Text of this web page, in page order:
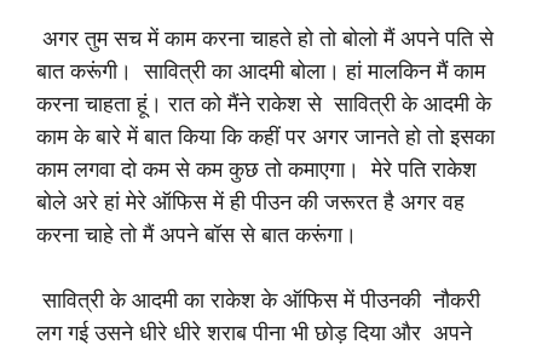
अगर तुम सच में काम करना चाहते हो तो बोलो मैं अपने पति से
बात करूंगी। सावित्री का आदमी बोला। हां मालकिन मैं काम
करना चाहता हूं। रात को मैंने राकेश से सावित्री के आदमी के
काम के बारे में बात किया कि कहीं पर अगर जानते हो तो इसका
काम लगवा दो कम से कम कुछ तो कमाएगा। मेरे पति राकेश
बोले अरे हां मेरे ऑफिस में ही पीउन की जरूरत है अगर वह
करना चाहे तो मैं अपने बॉस से बात करूंगा।
सावित्री के आदमी का राकेश के ऑफिस में पीउनकी नौकरी
लग गई उसने धीरे धीरे शराब पीना भी छोड़ दिया और अपने